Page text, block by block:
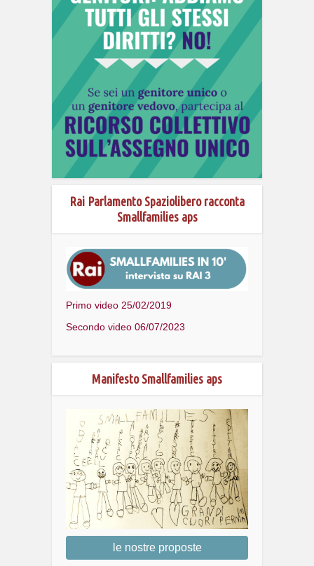
Rai Parlamento Spaziolibero racconta
Smallfamilies aps
Primo video 25/02/2019
Secondo video 06/07/2023
Manifesto Smallfamilies aps
le nostre proposte